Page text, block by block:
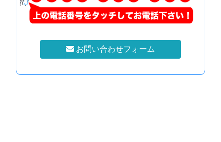
お問い合わせフォーム